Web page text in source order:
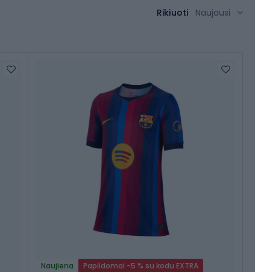
Rikiuoti
Naujausi
Naujiena Papildomai -5 % su kodu EXTRA